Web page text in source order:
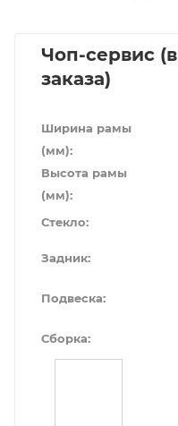
Чоп-сервис
заказа)
Ширина рамы
(мм):
Высота рамы
(мм):
Стекло:
Задник:
Подвеска:
Сборка: